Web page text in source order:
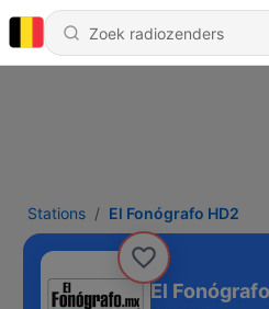
Stations El Fonógrafo HD2
El